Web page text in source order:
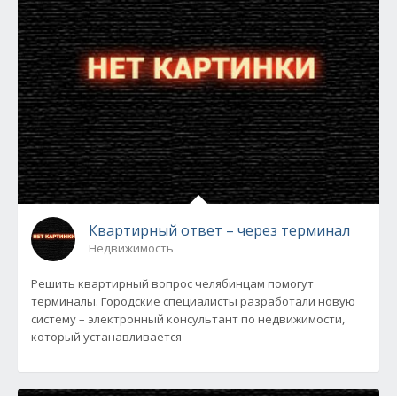
Квартирный ответ – через терминал
Недвижимость
Решить квартирный вопрос челябинцам помогут
терминалы. Городские специалисты разработали новую
систему – электронный консультант по недвижимости,
который устанавливается